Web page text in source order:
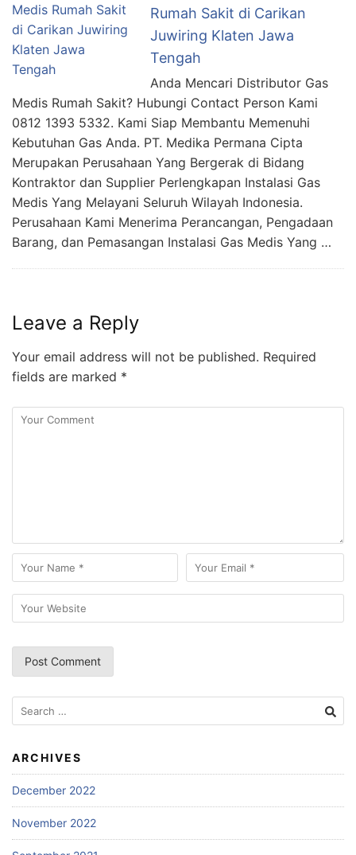
Rumah Sakit di Carikan
Juwiring Klaten Jawa
Tengah
Anda Mencari Distributor Gas
Medis Rumah Sakit? Hubungi Contact Person Kami
0812 1393 5332. Kami Siap Membantu Memenuhi
Kebutuhan Gas Anda. PT. Medika Permana Cipta
Merupakan Perusahaan Yang Bergerak di Bidang
Kontraktor dan Supplier Perlengkapan Instalasi Gas
Medis Yang Melayani Seluruh Wilayah Indonesia.
Perusahaan Kami Menerima Perancangan, Pengadaan
Barang, dan Pemasangan Instalasi Gas Medis Yang …
Leave a Reply
Your email address will not be published. Required
fields are marked *
Search
for:
ARCHIVES
December 2022
November 2022